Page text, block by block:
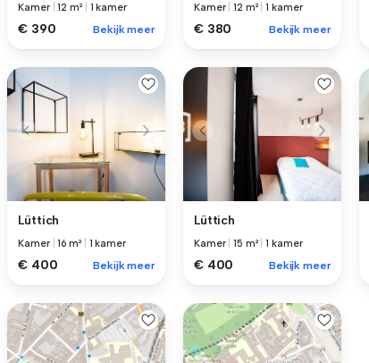
Kamer |12 m² 1 kamer
€ 390 Bekijk meer
Kamer |12 m² |1 kamer
€ 380 Bekijk meer
Lüttich
Kamer |16 m² 1 kamer
€ 400 Bekijk meer
Lüttich
Kamer |15 m² |1 kamer
€ 400 Bekijk meer